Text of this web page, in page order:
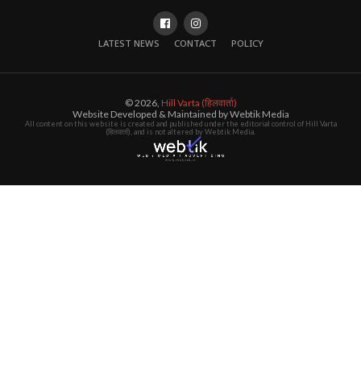
LATEST NEWS CONTACT POLICY
© 2026, Hill Varta (हिलवार्ता)
Website Developed & Maintained by Webtik Media
All content on this website is created and published under the editorial control of Hill Varta
(हिलवार्ता), and is not altered by Webtik Media.